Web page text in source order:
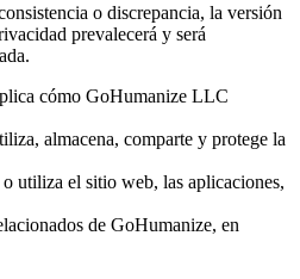
o discrepancia, la versión
prevalecerá y será
cómo GoHumanize LLC
almacena, comparte y protege la
utiliza el sitio web, las aplicaciones,
de GoHumanize, en